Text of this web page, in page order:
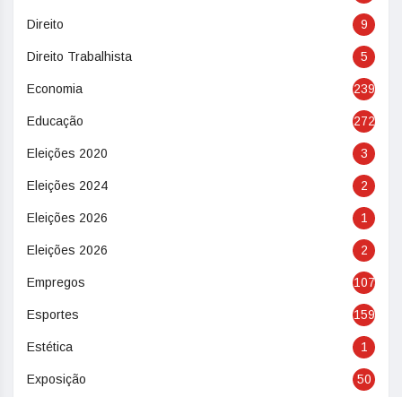
Direito 9
Direito Trabalhista 5
Economia 239
Educação 272
Eleições 2020 3
Eleições 2024 2
Eleições 2026 1
Eleições 2026 2
Empregos 107
Esportes 159
Estética 1
Exposição 50